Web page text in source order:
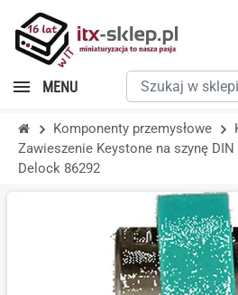
Szukaj
w
sklepie…
MENU
Komponenty przemysłowe
Zawieszenie Keystone na szynę DIN
Delock 86292